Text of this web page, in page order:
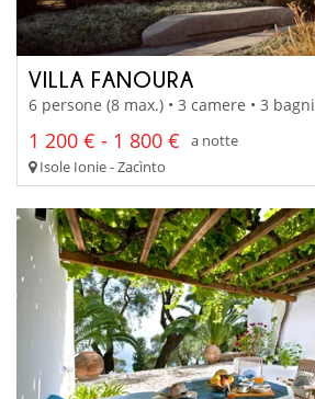
VILLA FANOURA
6 persone (8 max.) • 3 camere • 3 bagni
1 200 € - 1 800 €
a notte
Isole Ionie - Zacìnto